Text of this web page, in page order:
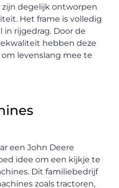
zijn degelijk ontworpen
Het frame is volledig
in rijgedrag. Door de
hebben deze
levenslang mee te
een John Deere
idee om een kijkje te
Dit familiebedrijf
zoals tractoren,